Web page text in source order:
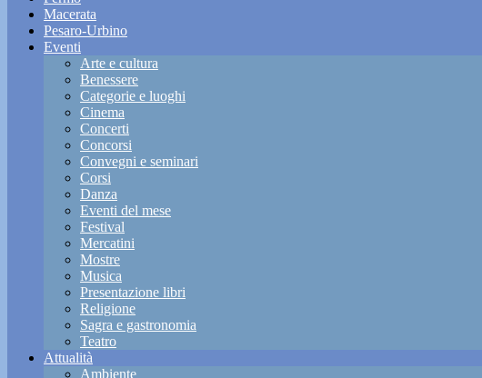
Macerata
Pesaro-Urbino
Eventi
Arte e cultura
Benessere
Categorie e luoghi
Cinema
Concerti
Concorsi
Convegni e seminari
Corsi
Danza
Eventi del mese
Festival
Mercatini
Mostre
Musica
Presentazione libri
Religione
Sagra e gastronomia
Teatro
Attualità
Ambiente